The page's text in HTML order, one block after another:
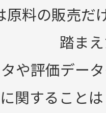
原料の販売だ
踏ま
や評価デー
関すること